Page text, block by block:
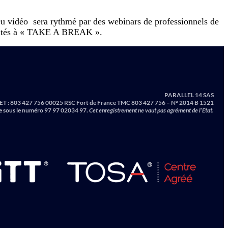
vidéo sera rythmé par des webinars de professionnels de
à « TAKE A BREAK ».
PARALLEL 14 SAS
:803 427 756 00025 RSC Fort de France TMC 803 427 756 – N° 2014 B 1521
le numéro 97 97 02034 97. Cet enregistrement ne vaut pas agrément de l’Etat.